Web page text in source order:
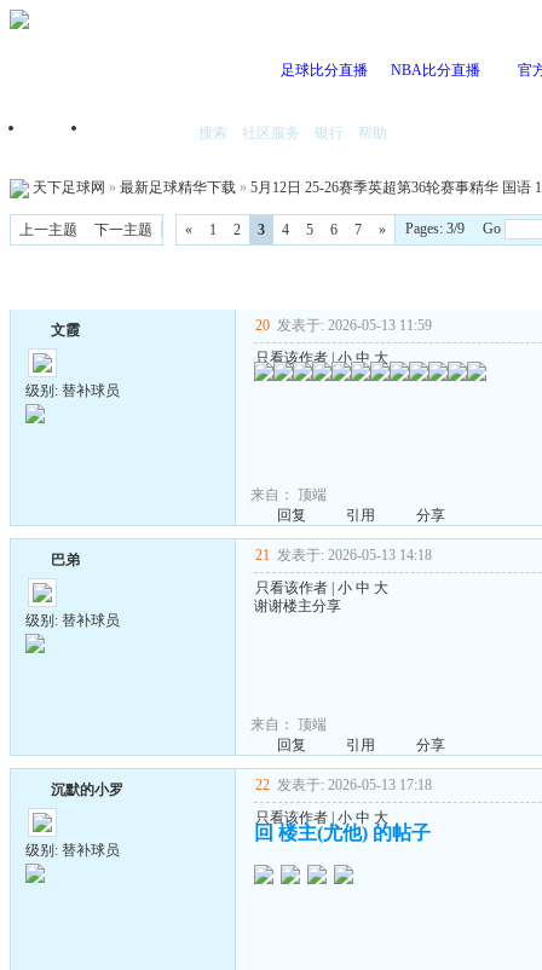
足球比分直播 NBA比分直播 官
首页 搜索 社区服务 银行 帮助
天下足球网 » 最新足球精华下载 » 5月12日 25-26赛季英超第36轮赛事精华 国语
上一主题 下一主题 « 1 2 3 4 5 6 7 » Pages: 3/9 Go
文霞
级别: 替补球员
20 发表于: 2026-05-13 11:59
只看该作者 |小 中 大
来自： 顶端
回复
引用 分享
巴弟
级别: 替补球员
21 发表于: 2026-05-13 14:18
只看该作者 小 中 大
谢谢楼主分享
来自： 顶端
回复
引用 分享
沉默的小罗
级别: 替补球员
22 发表于: 2026-05-13 17:18
只看该作者 小 中 大
回 楼主(尤他) 的帖子